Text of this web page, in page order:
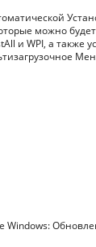
можно будет
и WPI, а также
Windows: